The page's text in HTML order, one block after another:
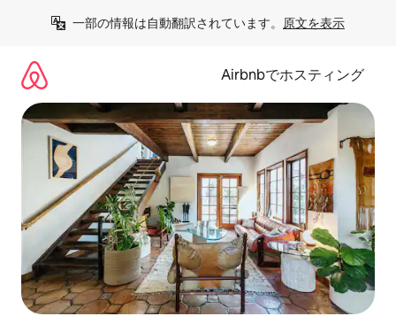
一部の情報は自動翻訳されています。 原文を表示
Airbnbでホスティング